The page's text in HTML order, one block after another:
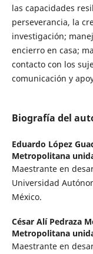
las capacidades
perseverancia, la
investigación;
encierro en casa;
contacto con los
comunicación y
Biografía del
Eduardo López
Metropolitana
Maestrante en
Universidad
México.
César Alí Pedraza
Metropolitana
Maestrante en